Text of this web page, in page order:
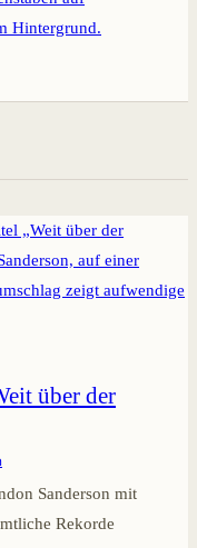
über der
Sanderson mit
Rekorde